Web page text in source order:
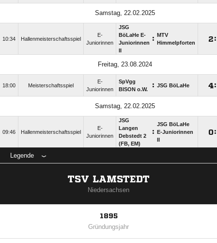
Samstag, 22.02.2025
10:34 Hallenmeisterschaftsspiel
E-
Juniorinnen
JSG
BöLaHe E-
Juniorinnen :
MTV
Himmelpforten
:
Freitag, 23.08.2024
18:00 Meisterschaftsspiel
E-
Juniorinnen
SpVgg
BISON o.W.
: JSG BöLaHe :
Samstag, 22.02.2025
09:46 Hallenmeisterschaftsspiel
E-
Juniorinnen
JSG
Langen
Debstedt 2
(FB, EM)
:
JSG BöLaHe
E-Juniorinnen
:
Legende
TSV LAMSTEDT
Niedersachsen
1895
Gründungsjahr